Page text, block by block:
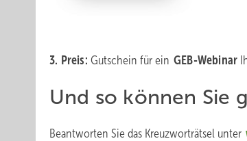
3. Preis: Gutschein für ein GEB-Webinar
Und so können Sie
Beantworten Sie das Kreuzworträtsel unter